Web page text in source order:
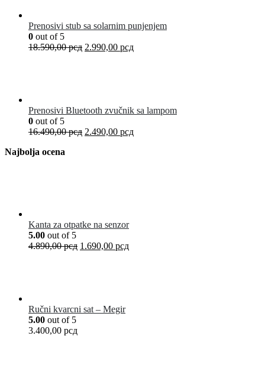
Prenosivi stub sa solarnim punjenjem
0 out of 5
18.590,00рсд 2.990,00 рсд
Prenosivi Bluetooth zvučnik sa lampom
0 out of 5
16.490,00рсд 2.490,00 рсд
Najbolja ocena
Kanta za otpatke na senzor
5.00 out of 5
4.890,00рсд 1.690,00 рсд
Ručni kvarcni sat – Megir
5.00 out of 5
3.400,00 рсд